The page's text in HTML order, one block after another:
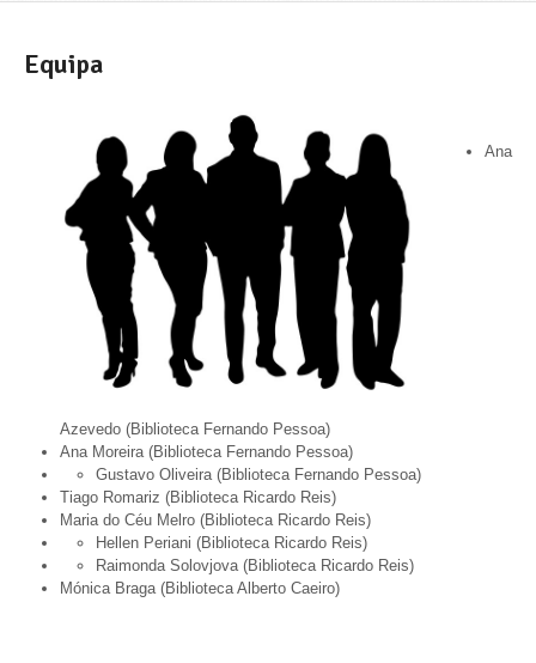
Equipa
Ana
Azevedo (Biblioteca Fernando Pessoa)
Ana Moreira (Biblioteca Fernando Pessoa)
Gustavo Oliveira (Biblioteca Fernando Pessoa)
Tiago Romariz (Biblioteca Ricardo Reis)
Maria do Céu Melro (Biblioteca Ricardo Reis)
Hellen Periani (Biblioteca Ricardo Reis)
Raimonda Solovjova (Biblioteca Ricardo Reis)
Mónica Braga (Biblioteca Alberto Caeiro)